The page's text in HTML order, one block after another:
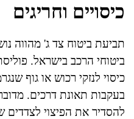
כיסויים וחריגים
תביעת ביטוח צד ג' מהווה
ביטוחי הרכב בישראל.
כיסוי לנזקי רכוש או גוף
בעקבות תאונת דרכים.
להסדיר את הפיצוי לצדדים